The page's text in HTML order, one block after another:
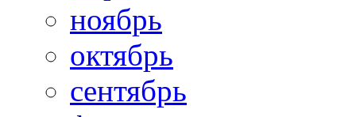
ноябрь
октябрь
сентябрь